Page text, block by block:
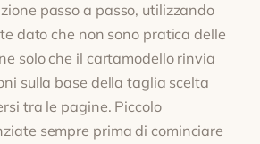
passo a passo, utilizzando
dato che non sono pratica delle
solo che il cartamodello rinvia
sulla base della taglia scelta
tra le pagine. Piccolo
sempre prima di cominciare